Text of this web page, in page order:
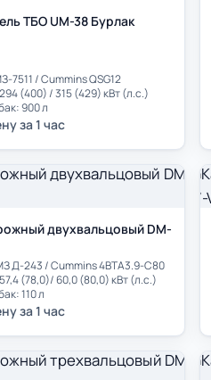
ТБО UM-38 Бурлак
7511 / Cummins QSG12
(400) / 315 (429) кВт (л.с.)
900 л
за 1 час
двухвальцовый DM-
Д-243 / Cummins 4BTA3.9-C80
(78,0)/ 60,0 (80,0) кВт (л.с.)
110 л
за 1 час